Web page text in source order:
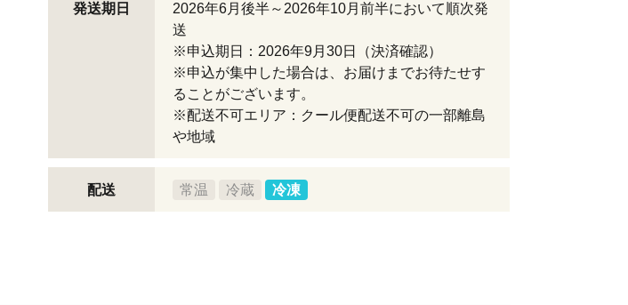
発送期日
2026年6月後半～2026年10月前半において順次発
送
※申込期日：2026年9月30日（決済確認）
※申込が集中した場合は、お届けまでお待たせす
ることがございます。
※配送不可エリア：クール便配送不可の一部離島
や地域
配送 常温 冷蔵 冷凍